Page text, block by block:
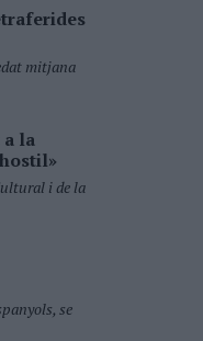
mitjana
la
i de la
se